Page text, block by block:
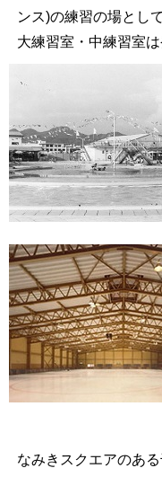
ンス)の練習の場とし
大練習室・中練習室
なみきスクエアのあ